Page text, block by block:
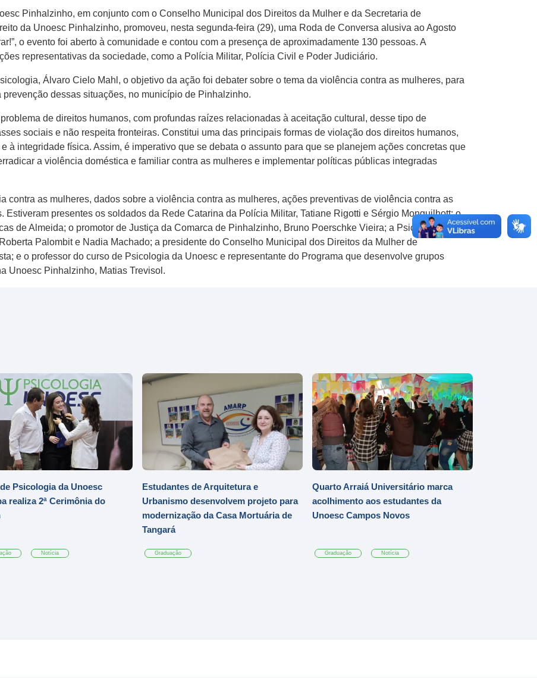
Pinhalzinho, em conjunto com o Conselho Municipal dos Direitos da Mulher e da Secretaria de
da Unoesc Pinhalzinho, promoveu, nesta segunda-feira (29), uma Roda de Conversa alusiva ao Agosto
o evento foi aberto à comunidade e contou com a presença de aproximadamente 130 pessoas. A
representativas da sociedade, como a Polícia Militar, Polícia Civil e Poder Judiciário.
Álvaro Cielo Mahl, o objetivo da ação foi debater sobre o tema da violência contra as mulheres, para
dessas situações, no município de Pinhalzinho.
de direitos humanos, com profundas raízes relacionadas à aceitação cultural, desse tipo de
sociais e não respeita fronteiras. Constitui uma das principais formas de violação dos direitos humanos,
à integridade física. Assim, é imperativo que se debata o assunto para que se planejem ações concretas que
a violência doméstica e familiar contra as mulheres e implementar políticas públicas integradas
contra as mulheres, dados sobre a violência contra as mulheres, ações preventivas de violência contra as
Estiveram presentes os soldados da Rede Catarina da Polícia Militar, Tatiane Rigotti e Sérgio Monguilhott; o
de Almeida; o promotor de Justiça da Comarca de Pinhalzinho, Bruno Poerschke Vieira; a Psicóloga e a
Palombit e Nadia Machado; a presidente do Conselho Municipal dos Direitos da Mulher de
e o professor do curso de Psicologia da Unoesc e representante do Programa que desenvolve grupos
Unoesc Pinhalzinho, Matias Trevisol.
Psicologia da Unoesc
realiza 2ª Cerimônia do
Notícia
Estudantes de Arquitetura e
Urbanismo desenvolvem projeto para
modernização da Casa Mortuária de
Tangará
Graduação
Quarto Arraiá Universitário marca
acolhimento aos estudantes da
Unoesc Campos Novos
Graduação Notícia